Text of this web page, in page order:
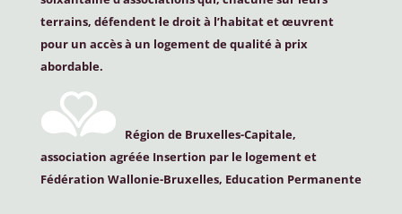
terrains, défendent le droit à l’habitat et œuvrent
pour un accès à un logement de qualité à prix
abordable.
Région de Bruxelles-Capitale,
association agréée Insertion par le logement et
Fédération Wallonie-Bruxelles, Education Permanente